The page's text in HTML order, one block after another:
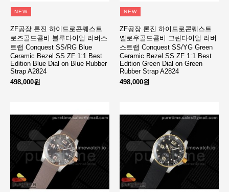
NEW
ZF공장 론진 하이드로콘퀘스트
로즈골드콤비 블루다이얼 러버스
트랩 Conquest SS/RG Blue
Ceramic Bezel SS ZF 1:1 Best
Edition Blue Dial on Blue Rubber
Strap A2824
498,000원
NEW
ZF공장 론진 하이드로콘퀘스트
옐로우골드콤비 그린다이얼 러버
스트랩 Conquest SS/YG Green
Ceramic Bezel SS ZF 1:1 Best
Edition Green Dial on Green
Rubber Strap A2824
498,000원